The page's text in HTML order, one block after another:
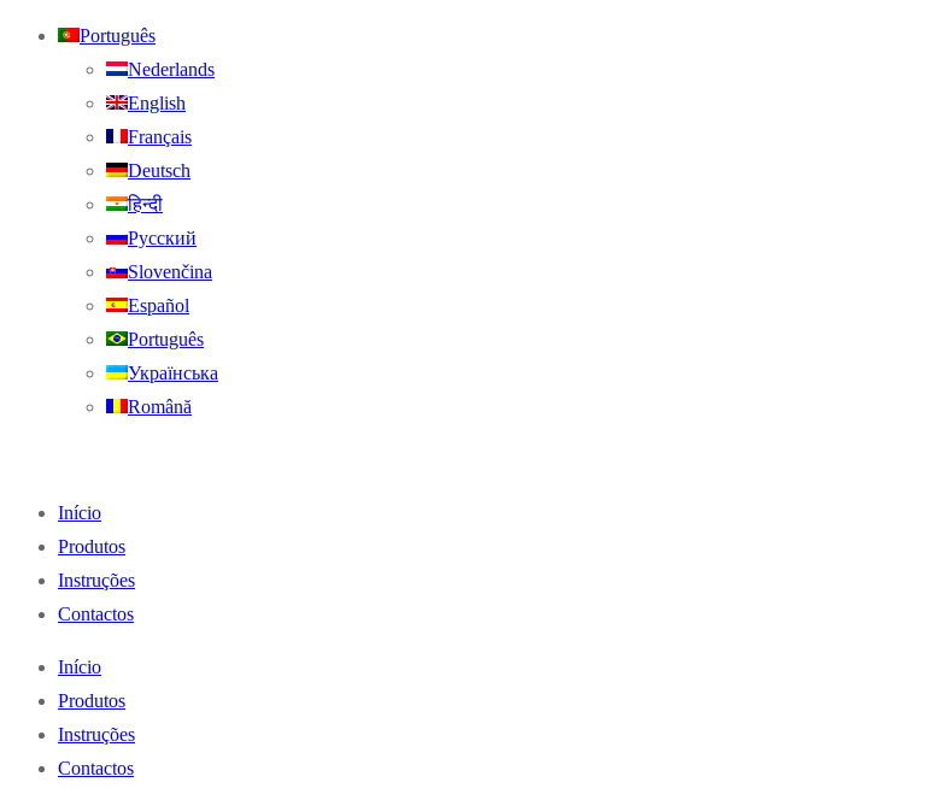
Português
Nederlands
English
Français
Deutsch
हिन्दी
Русский
Slovenčina
Español
Português
Українська
Română
Início
Produtos
Instruções
Contactos
Início
Produtos
Instruções
Contactos